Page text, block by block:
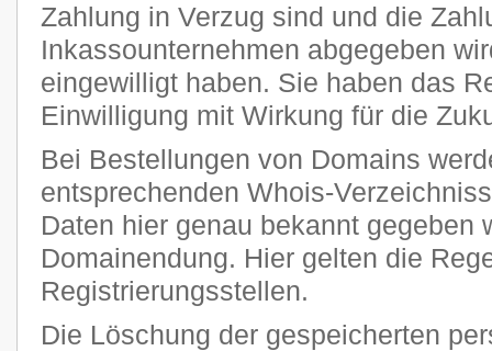
Zahlung in Verzug sind und die
Inkassounternehmen abgegeben
eingewilligt haben. Sie haben das
Einwilligung mit Wirkung für die
Bei Bestellungen von Domains
entsprechenden Whois-
Daten hier genau bekannt gegeben
Domainendung. Hier gelten die
Registrierungsstellen.
Die Löschung der gespeicherten